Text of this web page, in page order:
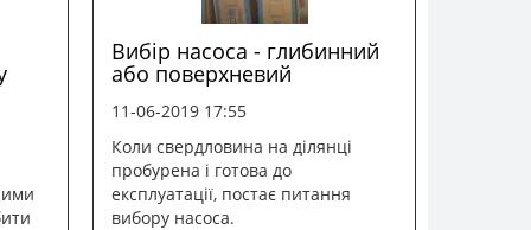
Вибір насоса - глибинний
або поверхневий
11-06-2019 17:55
Коли свердловина на ділянці
пробурена і готова до
експлуатації, постає питання
вибору насоса.